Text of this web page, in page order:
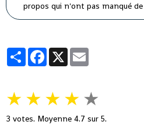
propos qui n'ont pas manqué
d'Auxerre ( à droite) et M.
PartagerFacebook
X
★ ★ ★ ★ ★
3 votes. Moyenne 4.7 sur 5.